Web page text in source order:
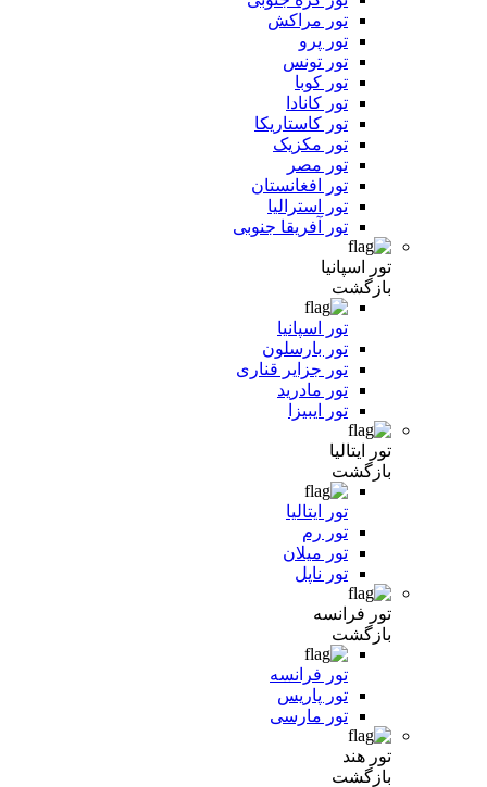
تور مراکش
تور پرو
تور تونس
تور کوبا
تور کانادا
تور کاستاریکا
تور مکزیک
تور مصر
تور افغانستان
تور استرالیا
تور آفریقا جنوبی
تور اسپانیا
بازگشت
تور اسپانیا
تور بارسلون
تور جزایر قناری
تور مادرید
تور ایبیزا
تور ایتالیا
بازگشت
تور ایتالیا
تور رم
تور میلان
تور ناپل
تور فرانسه
بازگشت
تور فرانسه
تور پاریس
تور مارسی
تور هند
بازگشت